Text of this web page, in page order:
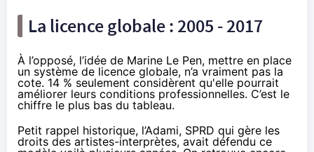
La licence globale : 2005 - 2017
À l’opposé, l’idée de Marine Le Pen, mettre en place
un système de licence globale, n’a vraiment pas la
cote. 14 % seulement considèrent qu'elle pourrait
améliorer leurs conditions professionnelles. C’est le
chiffre le plus bas du tableau.
Petit rappel historique, l’Adami, SPRD qui gère les
droits des artistes-interprètes, avait défendu ce